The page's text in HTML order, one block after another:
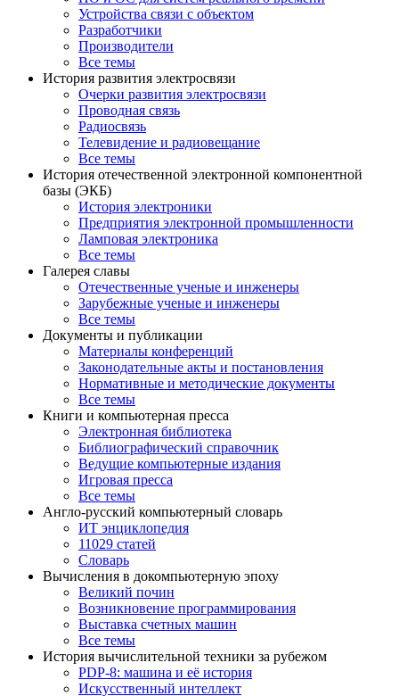
Устройства связи с объектом
Разработчики
Производители
Все темы
История развития электросвязи
Очерки развития электросвязи
Проводная связь
Радиосвязь
Телевидение и радиовещание
Все темы
История отечественной электронной компонентной
базы (ЭКБ)
История электроники
Предприятия электронной промышленности
Ламповая электроника
Все темы
Галерея славы
Отечественные ученые и инженеры
Зарубежные ученые и инженеры
Все темы
Документы и публикации
Материалы конференций
Законодательные акты и постановления
Нормативные и методические документы
Все темы
Книги и компьютерная пресса
Электронная библиотека
Библиографический справочник
Ведущие компьютерные издания
Игровая пресса
Все темы
Англо-русский компьютерный словарь
ИТ энциклопедия
11029 статей
Словарь
Вычисления в докомпьютерную эпоху
Великий почин
Возникновение программирования
Выставка счетных машин
Все темы
История вычислительной техники за рубежом
PDP-8: машина и её история
Искусственный интеллект